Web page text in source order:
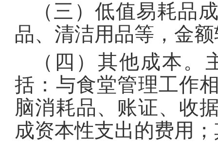
（三）低值易耗品
品、清洁用品等，金
（四）其他成本
括：与食堂管理工作
脑消耗品、账证、收
成资本性支出的费用